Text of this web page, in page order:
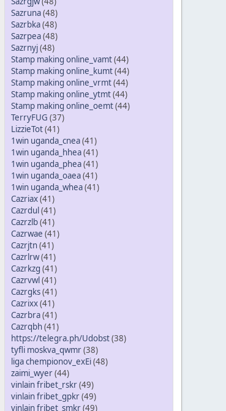
Sazruna(48)
Sazrbka(48)
Sazrpea(48)
Sazrnyj(48)
Stamp making online_vamt(44)
Stamp making online_kumt(44)
Stamp making online_vrmt(44)
Stamp making online_ytmt(44)
Stamp making online_oemt(44)
TerryFUG (37)
LizzieTot(41)
1win uganda_cnea(41)
1win uganda_hhea(41)
1win uganda_phea(41)
1win uganda_oaea(41)
1win uganda_whea(41)
Cazriax(41)
Cazrdul (41)
Cazrzlb(41)
Cazrwae (41)
Cazrjtn(41)
Cazrlrw(41)
Cazrkzg (41)
Cazrvwl (41)
Cazrgks(41)
Cazrixx(41)
Cazrbra(41)
Cazrqbh(41)
https://telegra.ph/Udobst(38)
tyfli moskva_qwmr(38)
liga chempionov_exEi(48)
zaimi_wyer(44)
vinlain fribet_rskr(49)
vinlain fribet_gpkr(49)
vinlain fribet_smkr(49)